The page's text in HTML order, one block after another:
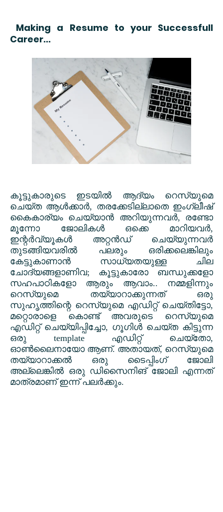
Making a Resume to your Successfull
Career...
കൂട്ടുകാരുടെ ഇടയിൽ ആദ്യം റെസ്യുമെ
ചെയ്ത ആൾക്കാർ, തരക്കേടില്ലാതെ ഇംഗ്ലീഷ്
കൈകാര്യം ചെയ്യാൻ അറിയുന്നവർ, രണ്ടോ
മൂന്നോ ജോലികൾ ഒക്കെ മാറിയവർ,
ഇന്റർവ്യൂകൾ അറ്റൻഡ് ചെയ്യുന്നവർ
തുടങ്ങിയവരിൽ പലരും ഒരിക്കലെങ്കിലും
കേട്ടുകാണാൻ സാധ്യതയുള്ള ചില
ചോദ്യങ്ങളാണിവ; കൂട്ടുകാരോ ബന്ധുക്കളോ
സഹപാഠികളോ ആരും ആവാം.. നമ്മളിന്നും
റെസ്യുമെ തയ്യാറാക്കുന്നത് ഒരു
സുഹൃത്തിന്റെ റെസ്യുമെ എഡിറ്റ് ചെയ്തിട്ടോ,
മറ്റൊരാളെ കൊണ്ട് അവരുടെ റെസ്യുമെ
എഡിറ്റ് ചെയ്യിപ്പിച്ചോ, ഗൂഗിൾ ചെയ്ത കിട്ടുന്ന
ഒരു template എഡിറ്റ് ചെയ്തോ,
ഓൺലൈനായോ ആണ്. അതായത്, റെസ്യുമെ
തയ്യാറാക്കൽ ഒരു ടൈപ്പിംഗ് ജോലി
അല്ലെങ്കിൽ ഒരു ഡിസൈനിങ് ജോലി എന്നത്
മാത്രമാണ് ഇന്ന് പലർക്കും.